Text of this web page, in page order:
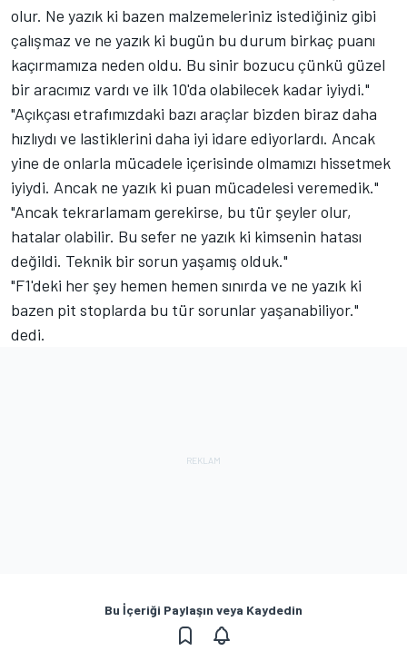
olur. Ne yazık ki bazen malzemeleriniz istediğiniz gibi
çalışmaz ve ne yazık ki bugün bu durum birkaç puanı
kaçırmamıza neden oldu. Bu sinir bozucu çünkü güzel
bir aracımız vardı ve ilk 10'da olabilecek kadar iyiydi."
"Açıkçası etrafımızdaki bazı araçlar bizden biraz daha
hızlıydı ve lastiklerini daha iyi idare ediyorlardı. Ancak
yine de onlarla mücadele içerisinde olmamızı hissetmek
iyiydi. Ancak ne yazık ki puan mücadelesi veremedik."
"Ancak tekrarlamam gerekirse, bu tür şeyler olur,
hatalar olabilir. Bu sefer ne yazık ki kimsenin hatası
değildi. Teknik bir sorun yaşamış olduk."
"F1'deki her şey hemen hemen sınırda ve ne yazık ki
bazen pit stoplarda bu tür sorunlar yaşanabiliyor."
dedi.
Bu İçeriği Paylaşın veya Kaydedin